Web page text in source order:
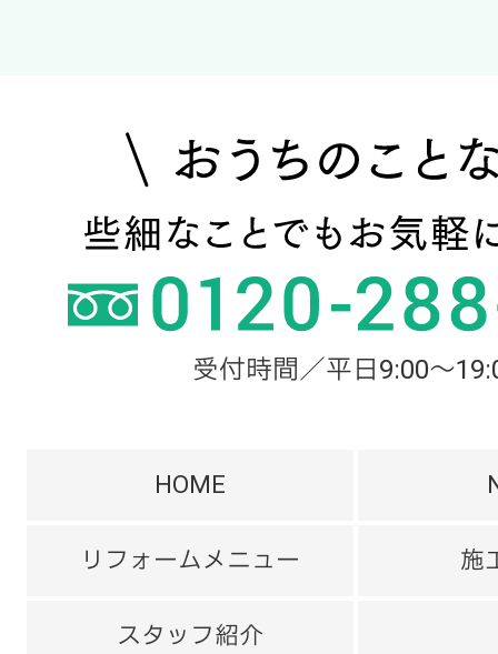
受付時間／平日9:00～
HOME
リフォームメニュー 施
スタッフ紹介